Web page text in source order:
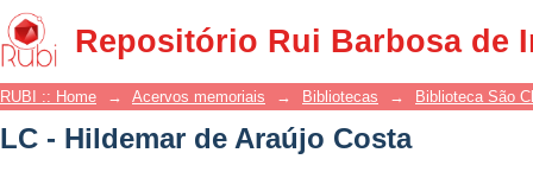
Repositório Rui Barbosa de
LC - Hildemar de Araújo Costa
RUBI :: Home → Acervos memoriais → Bibliotecas → Biblioteca São
LC - Hildemar de Araújo Costa